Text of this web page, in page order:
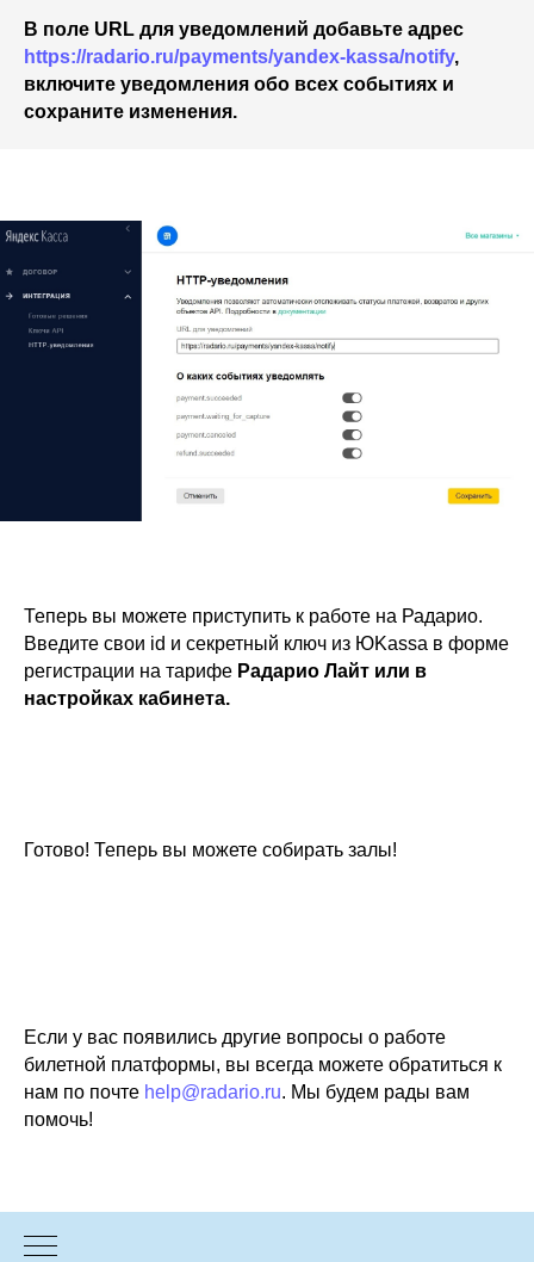
В поле URL для уведомлений добавьте адрес
https://radario.ru/payments/yandex-kassa/notify,
включите уведомления обо всех событиях и
сохраните изменения.
Теперь вы можете приступить к работе на Радарио.
Введите свои id и секретный ключ из ЮKassa в форме
регистрации на тарифе Радарио Лайт или в
настройках кабинета.
Готово! Теперь вы можете собирать залы!
Если у вас появились другие вопросы о работе
билетной платформы, вы всегда можете обратиться к
нам по почте help@radario.ru. Мы будем рады вам
помочь!